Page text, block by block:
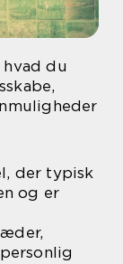
du
der typisk
og er